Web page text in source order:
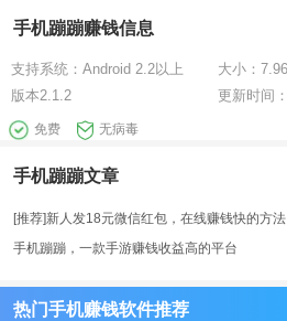
手机蹦蹦赚钱信息
支持系统： Android 2.2以上 大小：
版本2.1.2 更新时间
免费 无病毒
手机蹦蹦文章
[推荐]新人发18元微信红包，在线赚钱快的方法
手机蹦蹦，一款手游赚钱收益高的平台
热门手机赚钱软件推荐